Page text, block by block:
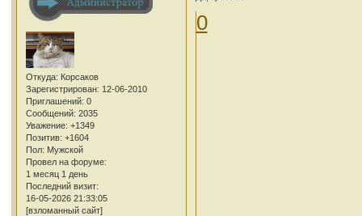
Откуда: Корсаков
Зарегистрирован: 12-06-2010
Приглашений: 0
Сообщений: 2035
Уважение: +1349
Позитив: +1604
Пол: Мужской
Провел на форуме:
1 месяц 1 день
Последний визит:
16-05-2026 21:33:05
[взломанный сайт]
0